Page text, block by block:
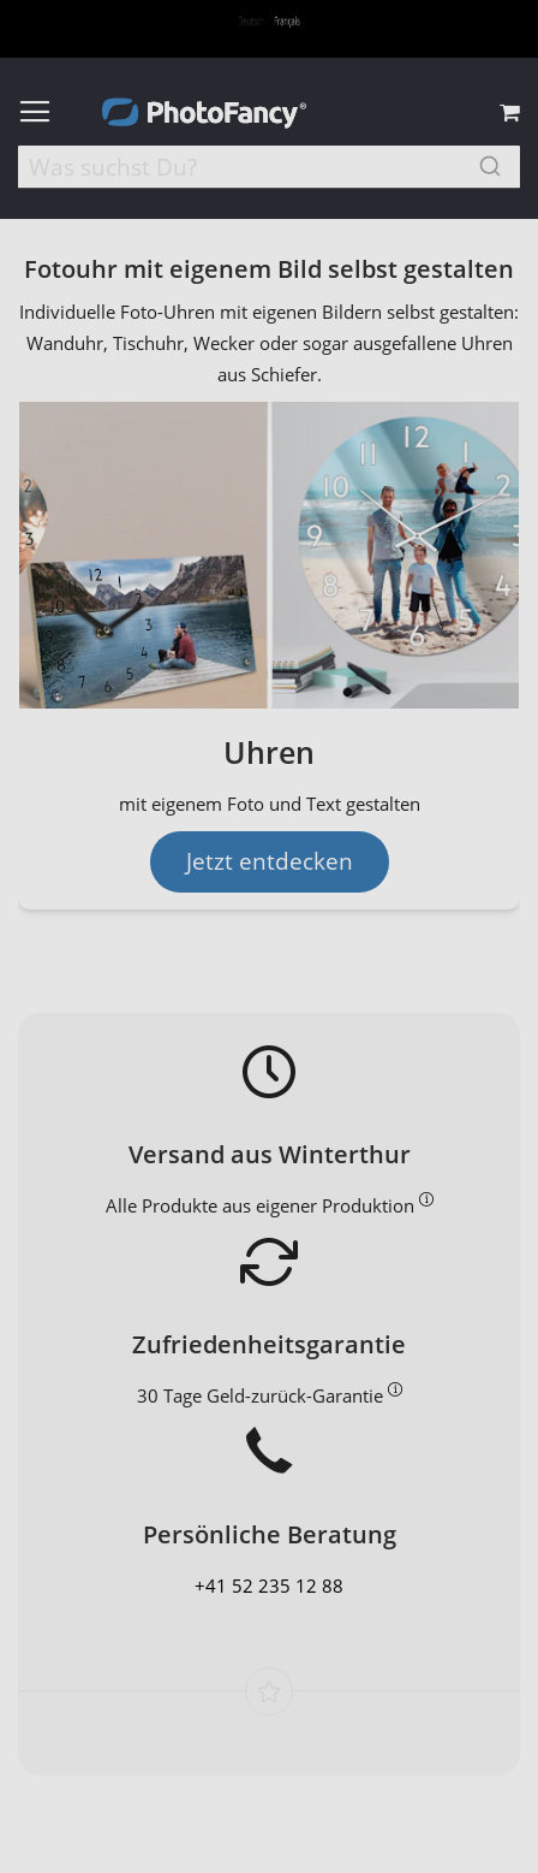
Fotouhr mit eigenem Bild selbst gestalten
Individuelle Foto-Uhren mit eigenen Bildern selbst gestalten:
Wanduhr, Tischuhr, Wecker oder sogar ausgefallene Uhren
aus Schiefer.
Uhren
mit eigenem Foto und Text gestalten
Jetzt entdecken
Versand aus Winterthur
Alle Produkte aus eigener Produktion
Zufriedenheitsgarantie
30 Tage Geld-zurück-Garantie
Persönliche Beratung
+41 52 235 12 88